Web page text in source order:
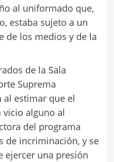
al uniformado que,
estaba sujeto a un
de los medios y de la
de la Sala
Suprema
al estimar que el
alguno al
del programa
de incriminación, y se
ejercer una presión